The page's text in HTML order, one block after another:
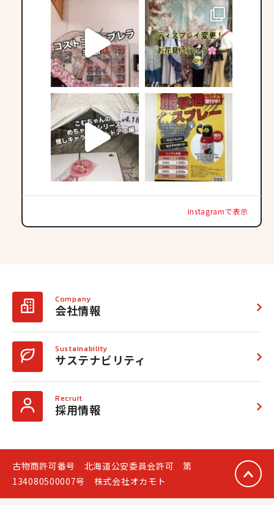
0 0 Twitter
ワンコインで運試し！！まだまだ当たり残ってるか
も！？
まだまだBOX賞残ってます！！…
Twitter
ビッグバン苫小牧桜木店トレカ
衣類担当しずねです🧸
...
8 0
こんばんは🌆
衣類担当しずねです🧸
...
14 0
こんばんは🌇
衣類担当しずねです🧸
...
12
おはようございます🌞
衣類担当しずねです🧸
...
18 0
Instagramで表示
会社情報
Company
サステナビリティ
Sustainability
採用情報
Recruit
古物商許可番号 北海道公安委員会許可 第
134080500007号 株式会社オカモト